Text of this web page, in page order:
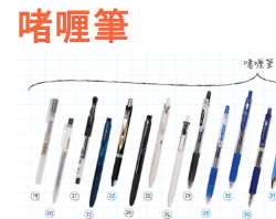
啫喱筆